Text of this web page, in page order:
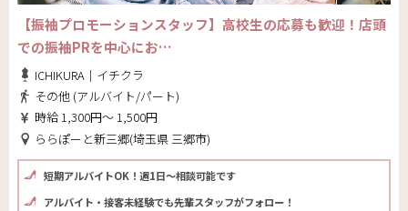
【振袖プロモーションスタッフ】高校生の応募も歓迎！店頭
での振袖PRを中心にお…
ICHIKURA｜イチクラ
その他 (アルバイト/パート)
時給 1,300円～ 1,500円
ららぽーと新三郷(埼玉県 三郷市)
短期アルバイトOK！週1日～相談可能です
アルバイト・接客未経験でも先輩スタッフがフォロー！